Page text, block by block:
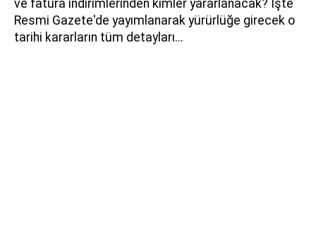
ve fatura indirimlerinden kimler yararlanacak? İşte
Resmi Gazete'de yayımlanarak yürürlüğe girecek o
tarihi kararların tüm detayları...